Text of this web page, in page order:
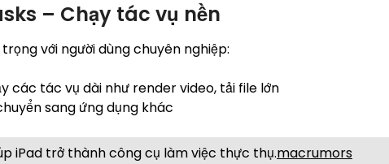
– Chạy tác vụ nền
với người dùng chuyên nghiệp:
các tác vụ dài như render video, tải file lớn
sang ứng dụng khác
iPad trở thành công cụ làm việc thực thụ.macrumors